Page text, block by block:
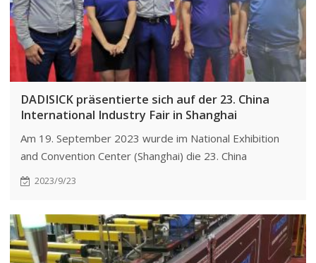
DADISICK präsentierte sich auf der 23. China
International Industry Fair in Shanghai
Am 19. September 2023 wurde im National Exhibition
and Convention Center (Shanghai) die 23. China
International Industry Fair eröffnet. DADISICK nahm wie
2023/9/23